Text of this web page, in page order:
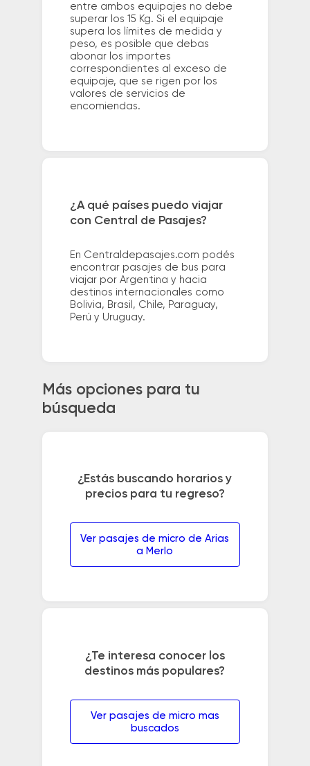
entre ambos equipajes no debe
superar los 15 Kg. Si el equipaje
supera los límites de medida y
peso, es posible que debas
abonar los importes
correspondientes al exceso de
equipaje, que se rigen por los
valores de servicios de
encomiendas.
¿A qué países puedo viajar
con Central de Pasajes?
En Centraldepasajes.com podés
encontrar pasajes de bus para
viajar por Argentina y hacia
destinos internacionales como
Bolivia, Brasil, Chile, Paraguay,
Perú y Uruguay.
Más opciones para tu
búsqueda
¿Estás buscando horarios y
precios para tu regreso?
Ver pasajes de micro de Arias
a Merlo
¿Te interesa conocer los
destinos más populares?
Ver pasajes de micro mas
buscados